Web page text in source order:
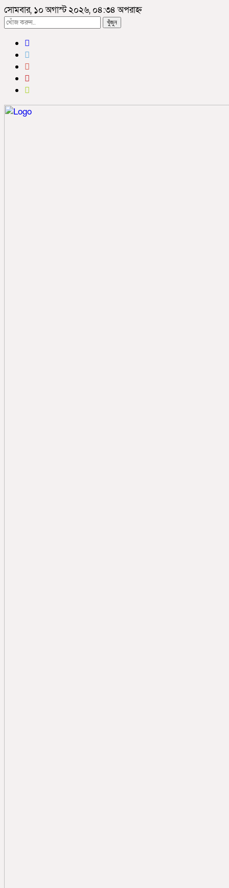
সোমবার, ১০ অগাস্ট ২০২৬, ০৪:৩৪ অপরাহ্ন
খুঁজুন